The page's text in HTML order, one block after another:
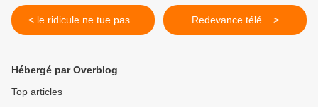
< le ridicule ne tue pas... Redevance télé... >
Hébergé par Overblog
Top articles